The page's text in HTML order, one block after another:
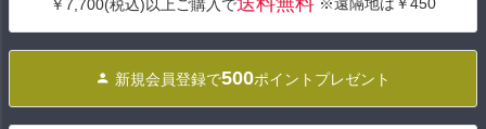
へ
￥7,700(税込)以上ご購入で
新規会員登録で500ポイントプレゼント